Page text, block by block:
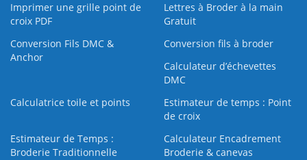
Imprimer une grille point de
croix PDF
Lettres à Broder à la main
Gratuit
Conversion Fils DMC &
Anchor
Conversion fils à broder
Calculateur d’échevettes
DMC
Calculatrice toile et points
Estimateur de temps : Point
de croix
Estimateur de Temps :
Broderie Traditionnelle
Calculateur Encadrement
Broderie & canevas